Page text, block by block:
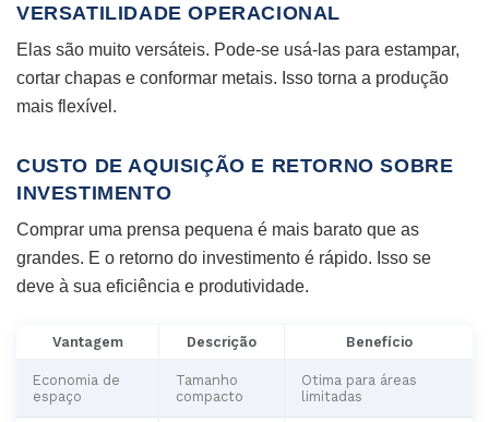
VERSATILIDADE OPERACIONAL
Elas são muito versáteis. Pode-se usá-las para estampar,
cortar chapas e conformar metais. Isso torna a produção
mais flexível.
CUSTO DE AQUISIÇÃO E RETORNO SOBRE
INVESTIMENTO
Comprar uma prensa pequena é mais barato que as
grandes. E o retorno do investimento é rápido. Isso se
deve à sua eficiência e produtividade.
Vantagem Descrição Benefício
Economia de
espaço
Tamanho
compacto
Otima para áreas
limitadas